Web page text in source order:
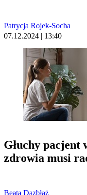
Patrycja Rojek-Socha
07.12.2024 | 13:40
Głuchy pacjent
zdrowia musi
Beata Dązbłaż